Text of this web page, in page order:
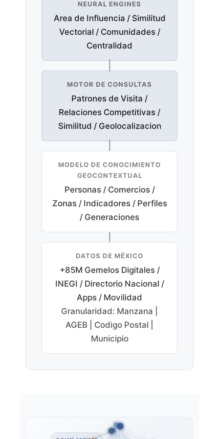
NEURAL ENGINES
Area de Influencia / Similitud
Vectorial / Comunidades /
Centralidad
MOTOR DE CONSULTAS
Patrones de Visita /
Relaciones Competitivas /
Similitud / Geolocalizacion
MODELO DE CONOCIMIENTO
GEOCONTEXTUAL
Personas / Comercios /
Zonas / Indicadores / Perfiles
/ Generaciones
DATOS DE MÉXICO
+85M Gemelos Digitales /
INEGI / Directorio Nacional /
Apps / Movilidad
Granularidad: Manzana |
AGEB | Codigo Postal |
Municipio